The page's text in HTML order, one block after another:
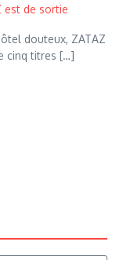
est de sortie
douteux, ZATAZ
cinq titres […]